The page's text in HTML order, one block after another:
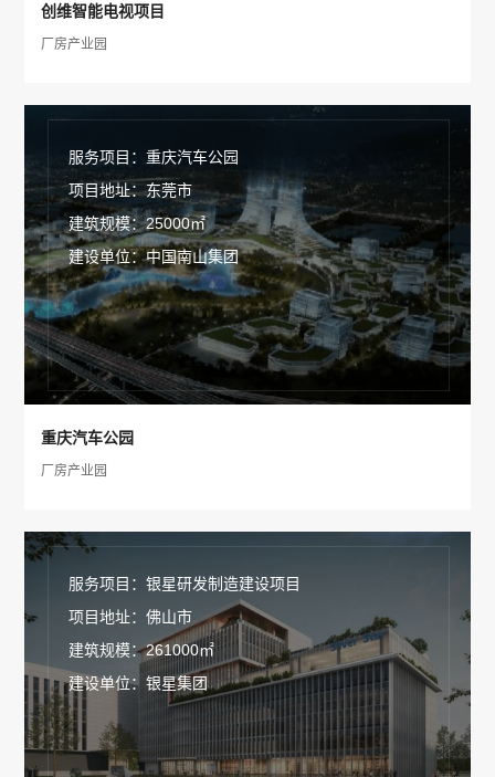
创维智能电视项目
厂房产业园
服务项目：重庆汽车公园
项目地址：东莞市
建筑规模：25000㎡
建设单位：中国南山集团
重庆汽车公园
厂房产业园
服务项目：银星研发制造建设项目
项目地址：佛山市
建筑规模：261000㎡
建设单位：银星集团